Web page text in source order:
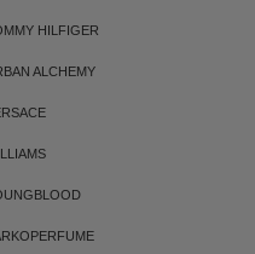
HILFIGER
ALCHEMY